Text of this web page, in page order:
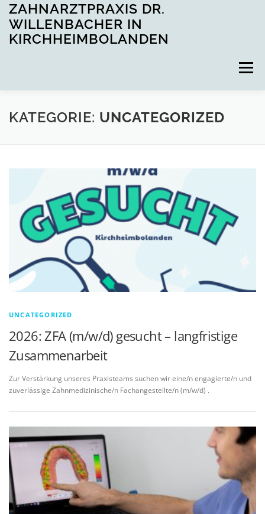
Zum
Inhalt
springen
ZAHNARZTPRAXIS DR.
WILLENBACHER IN
KIRCHHEIMBOLANDEN
Menü
STARTSEITE LEISTUNGEN
TERMIN ONLINE BUCHEN
KATEGORIE: UNCATEGORIZED
UNCATEGORIZED
2026: ZFA (m/w/d) gesucht – langfristige
Zusammenarbeit
Zur Verstärkung unseres Praxisteams suchen wir eine/n engagierte/n und
zuverlässige Zahnmedizinische/n Fachangestellte/n (m/w/d) .